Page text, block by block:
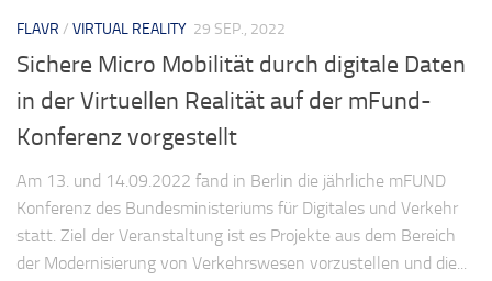
FLAVR / VIRTUAL REALITY 29 SEP., 2022
Sichere Micro Mobilität durch digitale Daten
in der Virtuellen Realität auf der mFund-
Konferenz vorgestellt
Am 13. und 14.09.2022 fand in Berlin die jährliche mFUND
Konferenz des Bundesministeriums für Digitales und Verkehr
statt. Ziel der Veranstaltung ist es Projekte aus dem Bereich
der Modernisierung von Verkehrswesen vorzustellen und die...